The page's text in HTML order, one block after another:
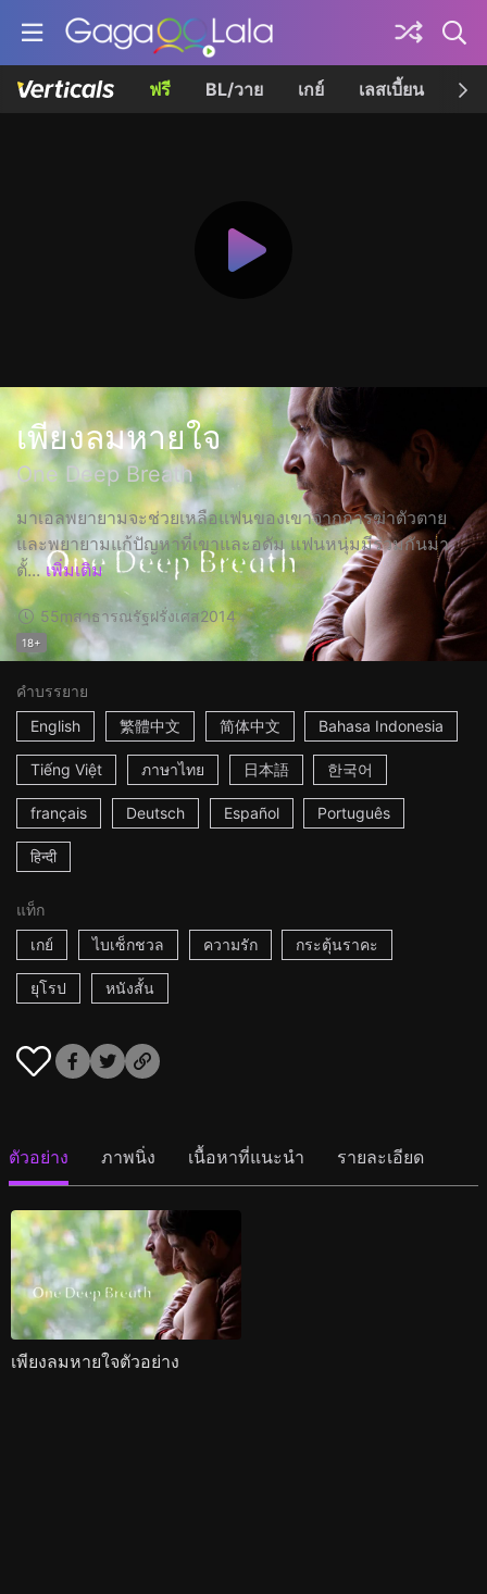
ฟรี BL/วาย เกย์ เลสเบี้ยน เค
เพียงลมหายใจ
One Deep Breath
มาเอลพยายามจะช่วยเหลือแฟนของเขาจากการฆ่าตัวตาย
และพยายามแก้ปัญหาที่เขาและอดัม แฟนหนุ่มมีร่วมกันมา
ตั้... เพิ่มเติม
55mสาธารณรัฐฝรั่งเศส2014
18+
คำบรรยาย
English
繁體中文 简体中文 Bahasa Indonesia
Tiếng Việt ภาษาไทย 日本語 한국어
français Deutsch Español Português
हिन्दी
แท็ก
เกย์
ไบเซ็กชวล ความรัก กระตุ้นราคะ
ยุโรป หนังสั้น
ตัวอย่าง ภาพนิ่ง เนื้อหาที่แนะนำ รายละเอียด
เพียงลมหายใจตัวอย่าง